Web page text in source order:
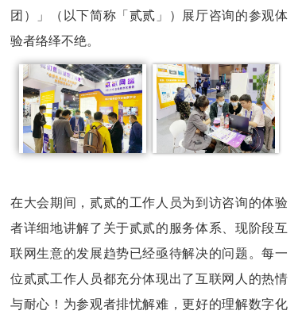
团）」（以下简称「贰贰」）展厅咨询的参观体
验者络绎不绝。
在大会期间，贰贰的工作人员为到访咨询的体验
者详细地讲解了关于贰贰的服务体系、现阶段互
联网生意的发展趋势已经亟待解决的问题。每一
位贰贰工作人员都充分体现出了互联网人的热情
与耐心！为参观者排忧解难，更好的理解数字化